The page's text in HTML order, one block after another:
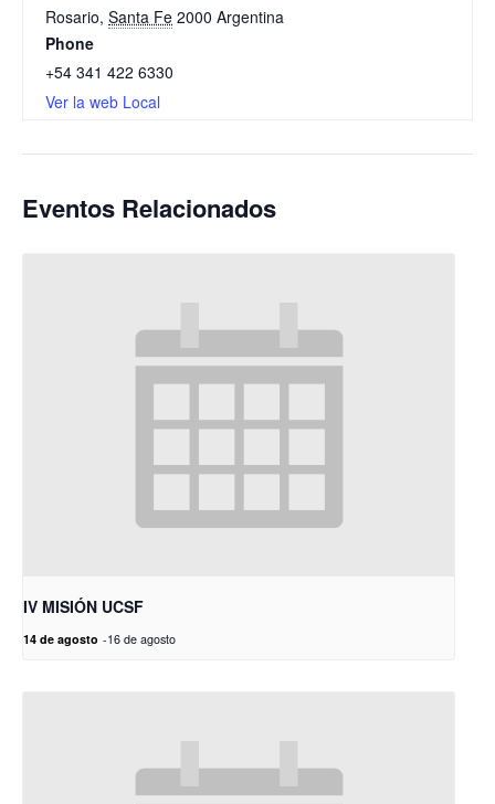
Rosario, Santa Fe 2000 Argentina
Phone
+54 341 422 6330
Ver la web Local
Eventos Relacionados
IV MISIÓN UCSF
14 de agosto -16 de agosto